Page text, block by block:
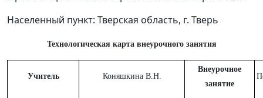
Населенный пункт: Тверская область, г. Тверь
Технологическая карта внеурочного занятия
Учитель Коняшкина В.Н.
Внеурочное
занятие